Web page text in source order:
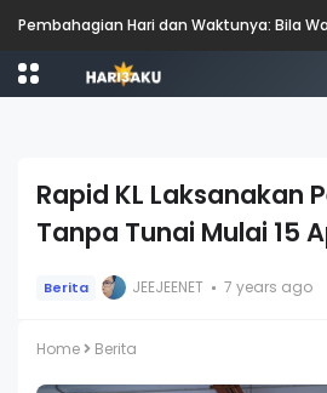
Rapid KL Laksanakan
Tanpa Tunai Mulai 15
Berita JEEJEENET 7 years ago
Home Berita